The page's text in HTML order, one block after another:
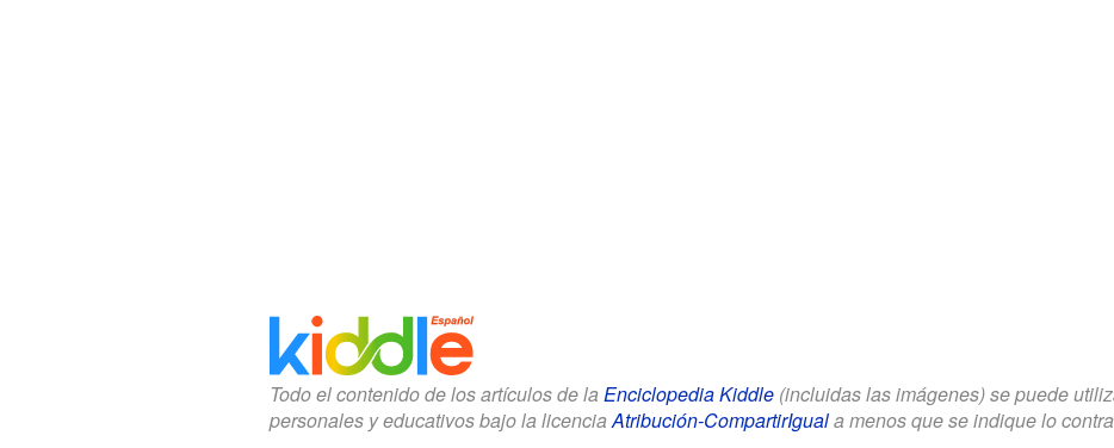
Todo el contenido de los artículos de la Enciclopedia Kiddle(incluidas las imágenes) se puede
personales y educativos bajo la licenciaAtribución-CompartirIguala menos que se indique lo